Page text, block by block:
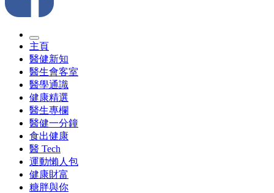
主頁
醫健新知
醫生會客室
醫學通識
健康精選
醫生專欄
醫健一分鐘
食出健康
醫 Tech
運動懶人包
健康財富
糖胖與你